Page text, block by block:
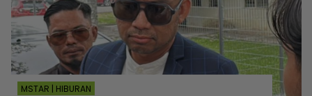
MSTAR | HIBURAN